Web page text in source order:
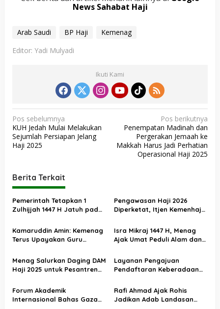
News Sahabat Haji
Arab Saudi BP Haji
Kemenag
Editor: Yadi Mulyadi
Ikuti Kami
N
a
v
g
a
s
i
p
o
s
Pos sebelumnya
KUH Jedah Mulai Melakukan
Sejumlah Persiapan Jelang
Haji 2025
Pos berikutnya
Penempatan Madinah dan
Pergerakan Jemaah ke
Makkah Harus Jadi Perhatian
Operasional Haji 2025
Berita Terkait
Pemerintah Tetapkan 1
Zulhijjah 1447 H Jatuh pada
Pengawasan Haji 2026
Diperketat, Itjen Kemenhaj
Kemenag
Kamaruddin Amin: Kemenag
Terus Upayakan Guru
Diangkat PPPK
Isra Mikraj 1447 H, Menag
Ajak Umat Peduli Alam dan
Menag Salurkan Daging DAM
Haji 2025 untuk Pesantren
Layanan Pengajuan
Pendaftaran Keberadaan
Januari 2026
Forum Akademik
Internasional Bahas Gaza
Rafi Ahmad Ajak Rohis
Jadikan Adab Landasan